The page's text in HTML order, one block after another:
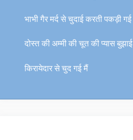
भाभी गैर मर्द से चुदाई करती पकड़ी गई
दोस्त की अम्मी की चूत की प्यास बुझाई
किरायेदार से चुद गई मैं